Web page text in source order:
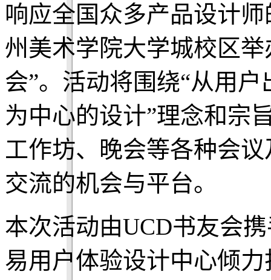
响应全国众多产品设计
州美术学院大学城校区举
会”。活动将围绕“从用
为中心的设计”理念和宗
工作坊、晚会等各种会
交流的机会与平台。
本次活动由UCD书友会
易用户体验设计中心倾